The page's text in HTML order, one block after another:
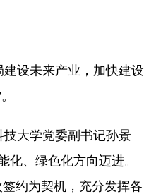
设未来产业，加快建设
大学党委副书记孙景
、绿色化方向迈进。
约为契机，充分发挥各